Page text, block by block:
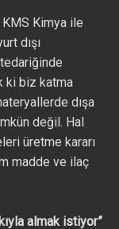
Kimya ile
dışı
ki biz katma
dışa
değil. Hal
üretme kararı
madde ve ilaç
almak istiyor”